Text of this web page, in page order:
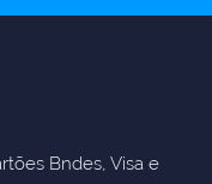
Bndes, Visa e